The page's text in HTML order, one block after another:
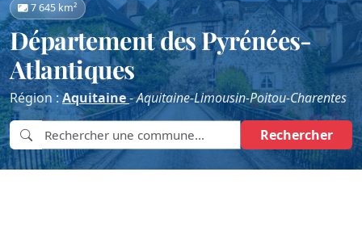
7 645 km²
Département des Pyrénées-
Atlantiques
Région :Aquitaine-Aquitaine-Limousin-Poitou-Charentes
Rechercher